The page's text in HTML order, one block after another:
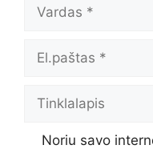
Noriu savo